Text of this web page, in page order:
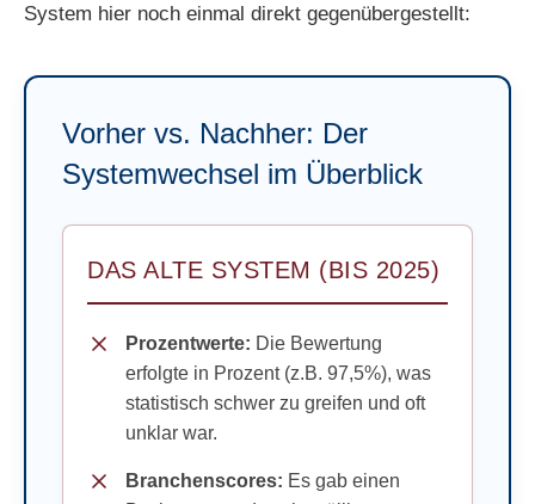
System hier noch einmal direkt gegenübergestellt:
Vorher vs. Nachher: Der
Systemwechsel im Überblick
DAS ALTE SYSTEM (BIS 2025)
Prozentwerte: Die Bewertung
erfolgte in Prozent (z.B. 97,5%), was
statistisch schwer zu greifen und oft
unklar war.
Branchenscores: Es gab einen